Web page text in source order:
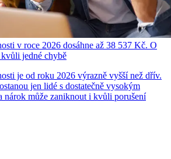
v roce 2026 dosáhne až 38 537 Kč. O
jedné chybě
je od roku 2026 výrazně vyšší než dřív.
jen lidé s dostatečně vysokým
nárok může zaniknout i kvůli porušení